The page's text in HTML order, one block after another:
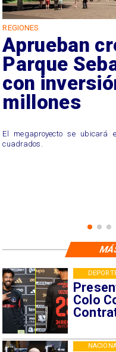
REGIONES
Aprueban
Parque
con
millones
El megaproyecto se ubicará
cuadrados.
Colo